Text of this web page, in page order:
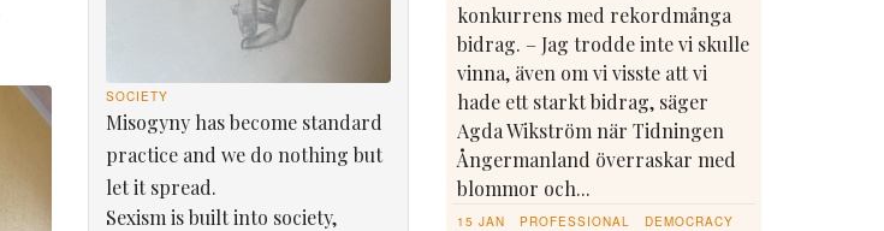
SOCIETY
Misogyny has become standard
practice and we do nothing but
let it spread.
Sexism is built into society,
konkurrens med rekordmånga
bidrag. – Jag trodde inte vi skulle
vinna, även om vi visste att vi
hade ett starkt bidrag, säger
Agda Wikström när Tidningen
Ångermanland överraskar med
blommor och...
15 JAN PROFESSIONAL DEMOCRACY